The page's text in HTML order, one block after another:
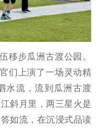
育
全民国防教育
利
出版监管
步瓜洲古渡公园。
们上演了一场灵动精
水流，流到瓜洲古渡
江斜月里，两三星火是
如流，在沉浸式品读